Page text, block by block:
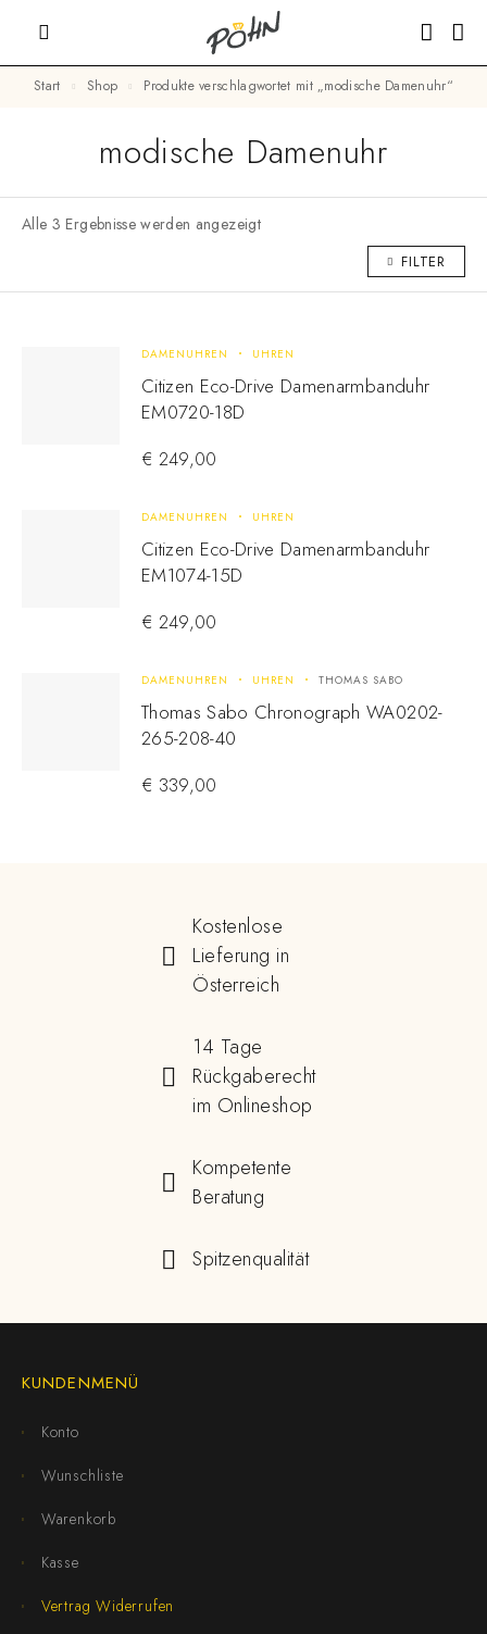
Start Shop Produkte verschlagwortet mit „modische Damenuhr“
modische Damenuhr
Alle 3 Ergebnisse werden angezeigt
FILTER
DAMENUHREN UHREN
Citizen Eco-Drive Damenarmbanduhr
EM0720-18D
€ 249,00
DAMENUHREN UHREN
Citizen Eco-Drive Damenarmbanduhr
EM1074-15D
€ 249,00
DAMENUHREN UHREN THOMAS SABO
Thomas Sabo Chronograph WA0202-
265-208-40
€ 339,00
Kostenlose
Lieferung in
Österreich
14 Tage
Rückgaberecht
im Onlineshop
Kompetente
Beratung
Spitzenqualität
KUNDENMENÜ
Konto
Wunschliste
Warenkorb
Kasse
Vertrag Widerrufen